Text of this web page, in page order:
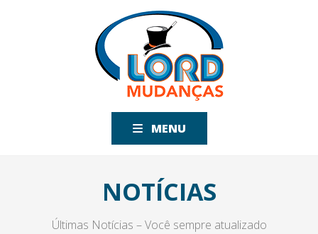
MENU
NOTÍCIAS
Últimas Notícias – Você sempre atualizado